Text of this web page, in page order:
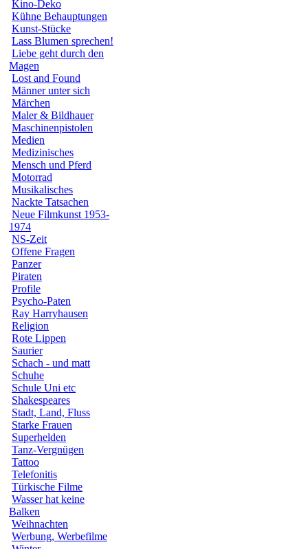
Kino-Deko
Kühne Behauptungen
Kunst-Stücke
Lass Blumen sprechen!
Liebe geht durch den
Magen
Lost and Found
Männer unter sich
Märchen
Maler & Bildhauer
Maschinenpistolen
Medien
Medizinisches
Mensch und Pferd
Motorrad
Musikalisches
Nackte Tatsachen
Neue Filmkunst 1953-
1974
NS-Zeit
Offene Fragen
Panzer
Piraten
Profile
Psycho-Paten
Ray Harryhausen
Religion
Rote Lippen
Saurier
Schach - und matt
Schuhe
Schule Uni etc
Shakespeares
Stadt, Land, Fluss
Starke Frauen
Superhelden
Tanz-Vergnügen
Tattoo
Telefonitis
Türkische Filme
Wasser hat keine
Balken
Weihnachten
Werbung, Werbefilme